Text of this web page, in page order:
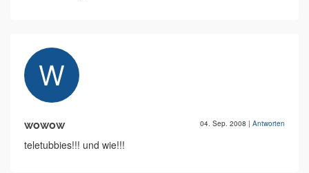
wowow 04. Sep. 2008 | Antworten
teletubbies!!! und wie!!!